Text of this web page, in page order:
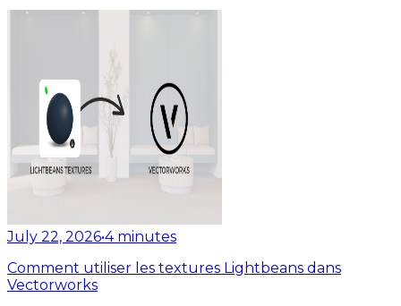
July 22, 2026•4 minutes
Comment utiliser les textures Lightbeans dans
Vectorworks